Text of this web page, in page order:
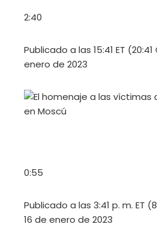
2:40
Publicado a las 15:41 ET
enero de 2023
0:55
Publicado a las 3:41 p. m. ET
16 de enero de 2023